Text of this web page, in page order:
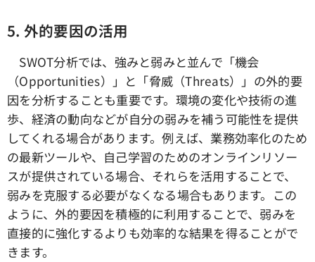
5. 外的要因の活用
SWOT分析では、強みと弱みと並んで「機会
（Opportunities）」と「脅威（Threats）」の外的要
因を分析することも重要です。環境の変化や技術の進
歩、経済の動向などが自分の弱みを補う可能性を提供
してくれる場合があります。例えば、業務効率化のため
の最新ツールや、自己学習のためのオンラインリソー
スが提供されている場合、それらを活用することで、
弱みを克服する必要がなくなる場合もあります。この
ように、外的要因を積極的に利用することで、弱みを
直接的に強化するよりも効率的な結果を得ることがで
きます。